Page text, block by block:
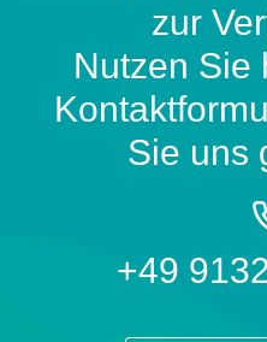
zur
Nutzen Sie
Sie uns
+49